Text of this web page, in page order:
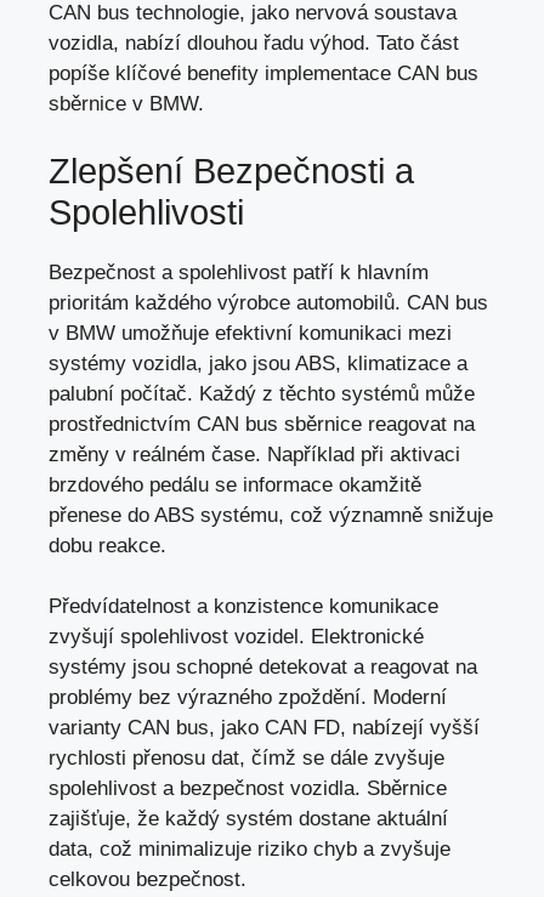
CAN bus technologie, jako nervová soustava
vozidla, nabízí dlouhou řadu výhod. Tato část
popíše klíčové benefity implementace CAN bus
sběrnice v BMW.
Zlepšení Bezpečnosti a
Spolehlivosti
Bezpečnost a spolehlivost patří k hlavním
prioritám každého výrobce automobilů. CAN bus
v BMW umožňuje efektivní komunikaci mezi
systémy vozidla, jako jsou ABS, klimatizace a
palubní počítač. Každý z těchto systémů může
prostřednictvím CAN bus sběrnice reagovat na
změny v reálném čase. Například při aktivaci
brzdového pedálu se informace okamžitě
přenese do ABS systému, což významně snižuje
dobu reakce.
Předvídatelnost a konzistence komunikace
zvyšují spolehlivost vozidel. Elektronické
systémy jsou schopné detekovat a reagovat na
problémy bez výrazného zpoždění. Moderní
varianty CAN bus, jako CAN FD, nabízejí vyšší
rychlosti přenosu dat, čímž se dále zvyšuje
spolehlivost a bezpečnost vozidla. Sběrnice
zajišťuje, že každý systém dostane aktuální
data, což minimalizuje riziko chyb a zvyšuje
celkovou bezpečnost.